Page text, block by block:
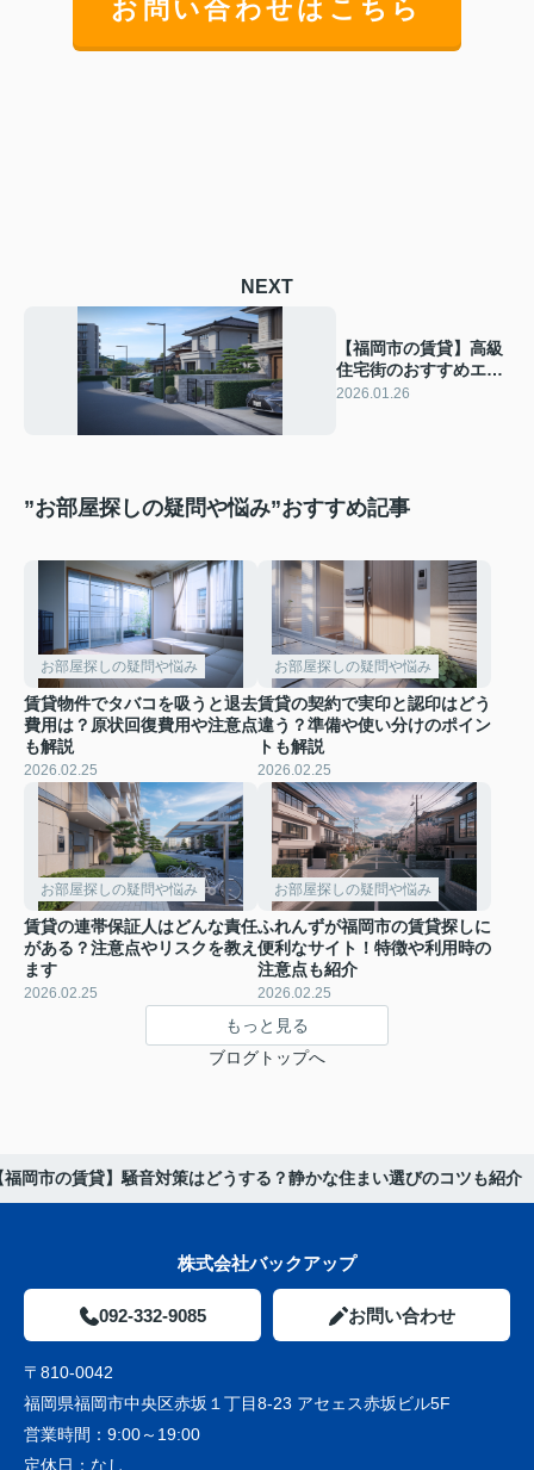
お問い合わせはこちら
NEXT
【福岡市の賃貸】高級
住宅街のおすすめエリ
アは？住み心地や選び
2026.01.26
”お部屋探しの疑問や悩み”おすすめ記事
お部屋探しの疑問や悩み
賃貸物件でタバコを吸うと退去
費用は？原状回復費用や注意点
も解説
2026.02.25
お部屋探しの疑問や悩み
賃貸の契約で実印と認印はどう
違う？準備や使い分けのポイン
トも解説
2026.02.25
お部屋探しの疑問や悩み
賃貸の連帯保証人はどんな責任
がある？注意点やリスクを教え
ます
2026.02.25
お部屋探しの疑問や悩み
ふれんずが福岡市の賃貸探しに
便利なサイト！特徴や利用時の
注意点も紹介
2026.02.25
もっと見る
ブログトップへ
福岡市の賃貸】騒音対策はどうする？静かな住まい選びのコツも紹介
株式会社バックアップ
092-332-9085 お問い合わせ
〒810-0042
福岡県福岡市中央区赤坂１丁目8-23 アセェス赤坂ビル5F
営業時間： 9:00～19:00
定休日： なし